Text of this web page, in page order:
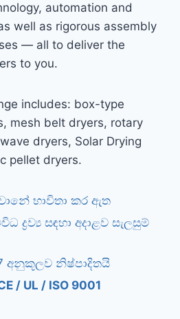
automation and
well as rigorous assembly
— all to deliver the
to you.
includes: box-type
mesh belt dryers, rotary
dryers, Solar Drying
pellet dryers.
භාවිතා කර ඇත
ද්‍රව්‍ය සඳහා අදාළව සැලසුම්
අනුකූලව නිෂ්පාදිතයි
/ UL / ISO 9001